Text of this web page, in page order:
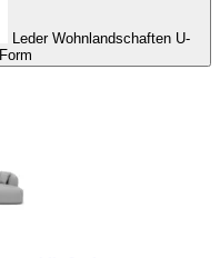
Leder Wohnlandschaften U-
Form